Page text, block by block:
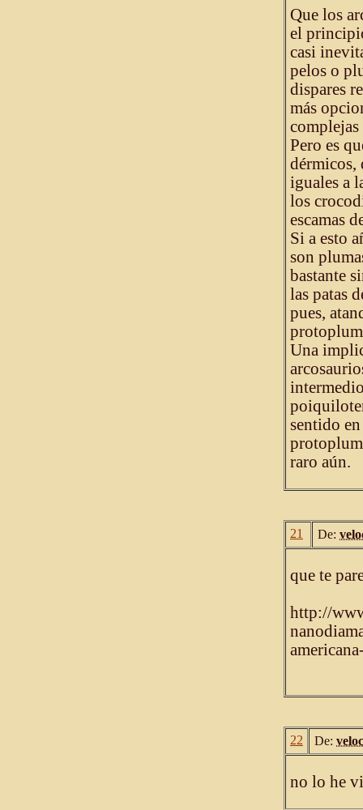
Que los
el
casi
pelos o
dispares
más
complejas
Pero es
dérmicos,
iguales a
los
escamas
Si a esto
son
bastante
las patas
pues,
Una
sentido
raro aún.
21 De:
que te
http://
22 De:
no lo he